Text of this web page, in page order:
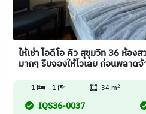
ให้เช่า ไอดีโอ คิว สุขุมวิท 36 ห้อง
มากๆ รีบจองให้ไวเลย ก่อนพลาดจ้
1 1 34 m2
IQS36-0037